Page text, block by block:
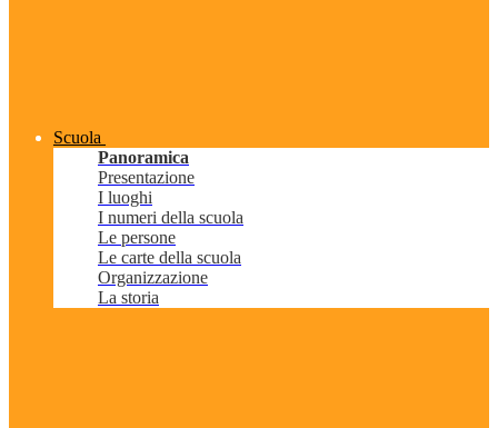
Scuola
Panoramica
Presentazione
I luoghi
I numeri della scuola
Le persone
Le carte della scuola
Organizzazione
La storia